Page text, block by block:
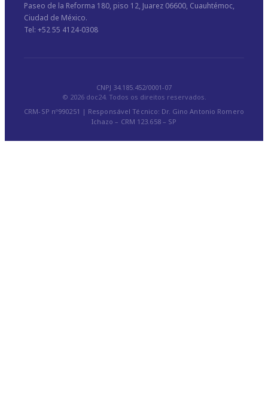
Paseo de la Reforma 180, piso 12, Juarez 06600, Cuauhtémoc,
Ciudad de México.
Tel: +52 55 4124-0308
CNPJ 34.185.452/0001-07
© 2026 doc24. Todos os direitos reservados.
CRM-SP nº990251 | Responsável Técnico: Dr. Gino Antonio Romero
Ichazo – CRM 123.658 – SP